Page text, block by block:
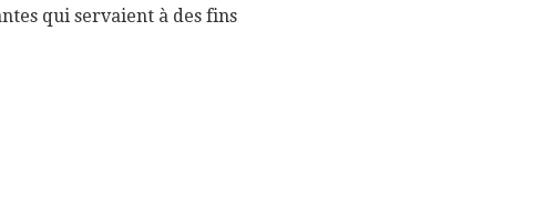
qui servaient à des fins